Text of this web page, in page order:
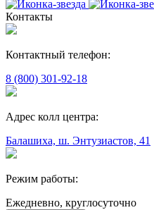
Контакты
Контактный телефон:
8 (800) 301-92-18
Адрес колл центра:
Балашиха, ш. Энтузиастов, 41
Режим работы:
Ежедневно, круглосуточно